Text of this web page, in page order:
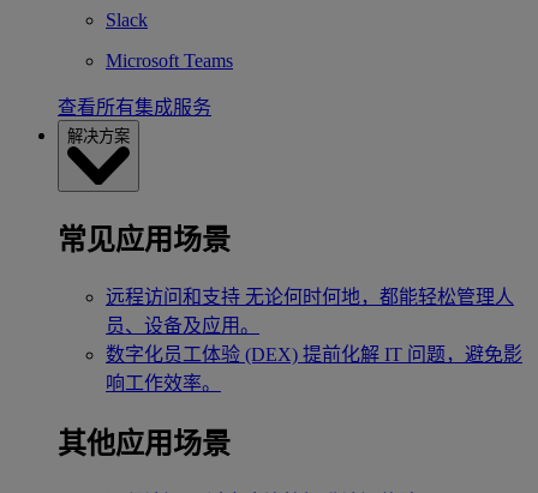
Slack
Microsoft Teams
查看所有集成服务
解决方案
常见应用场景
远程访问和支持 无论何时何地，都能轻松管理人
员、设备及应用。
数字化员工体验 (DEX) 提前化解 IT 问题，避免影
响工作效率。
其他应用场景